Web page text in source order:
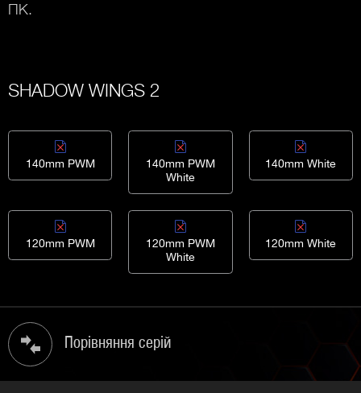
ПК.
SHADOW WINGS 2
140mm PWM
140mm PWM
White
140mm White
120mm PWM
120mm PWM
White
120mm White
Порівняння серій